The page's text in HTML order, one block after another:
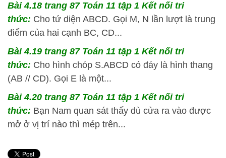
Bài 4.18 trang 87 Toán 11 tập 1 Kết nối tri
thức: Cho tứ diện ABCD. Gọi M, N lần lượt là trung
điểm của hai cạnh BC, CD...
Bài 4.19 trang 87 Toán 11 tập 1 Kết nối tri
thức: Cho hình chóp S.ABCD có đáy là hình thang
(AB // CD). Gọi E là một...
Bài 4.20 trang 87 Toán 11 tập 1 Kết nối tri
thức: Bạn Nam quan sát thấy dù cửa ra vào được
mở ở vị trí nào thì mép trên...